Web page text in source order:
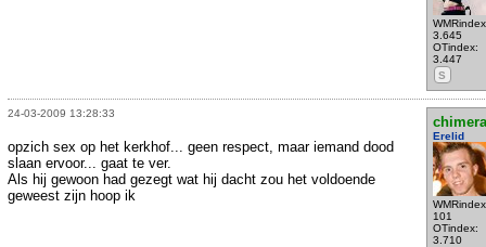
3.645
OTindex:
3.447
S
24-03-2009 13:28:33
chimera
Erelid
101
OTindex:
3.710
opzich sex op het kerkhof... geen respect, maar iemand dood
slaan ervoor... gaat te ver.
Als hij gewoon had gezegt wat hij dacht zou het voldoende
geweest zijn hoop ik